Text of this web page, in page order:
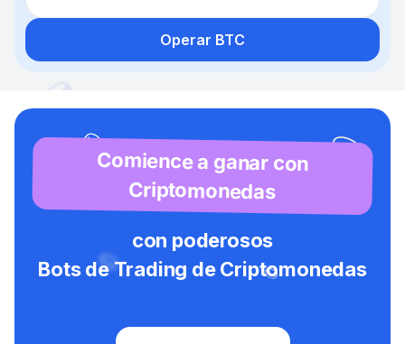
Operar BTC
Comience a ganar con
Criptomonedas
con poderosos
Bots de Trading de Criptomonedas